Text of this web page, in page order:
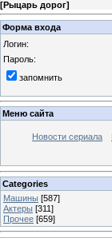
[Рыцарь дорог]
Форма входа
Логин:
Пароль:
запомнить
Меню сайта
Новости сериала
Categories
Машины [587]
Актеры [311]
Прочее [659]